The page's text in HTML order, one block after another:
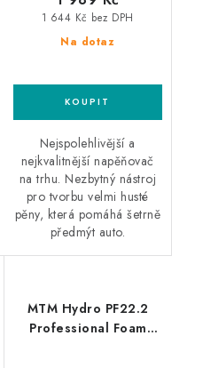
Na dotaz
1 644 Kč bez DPH
Nejspolehlivější a
nejkvalitnější napěňovač
na trhu. Nezbytný nástroj
pro tvorbu velmi husté
pěny, která pomáhá šetrně
předmýt auto.
MTM Hydro PF22.2
Professional Foam